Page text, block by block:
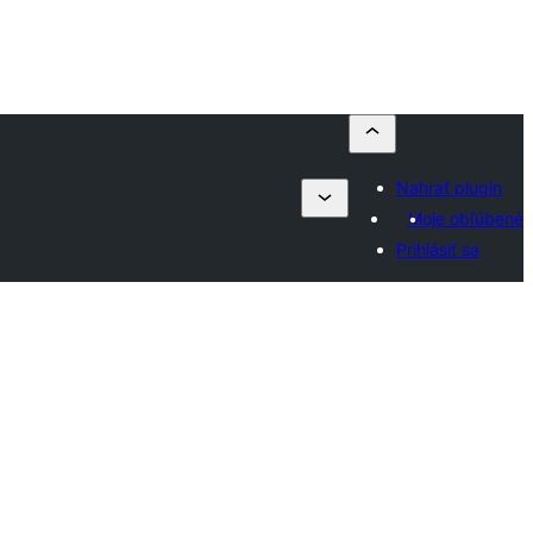
Nahrať plugin
Moje obľúbené
Prihlásiť sa